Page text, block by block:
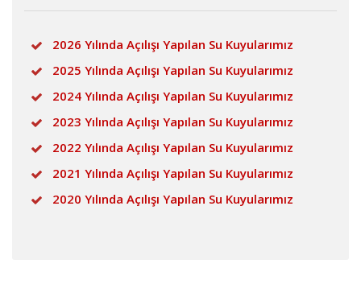
2026 Yılında Açılışı Yapılan Su Kuyularımız
2025 Yılında Açılışı Yapılan Su Kuyularımız
2024 Yılında Açılışı Yapılan Su Kuyularımız
2023 Yılında Açılışı Yapılan Su Kuyularımız
2022 Yılında Açılışı Yapılan Su Kuyularımız
2021 Yılında Açılışı Yapılan Su Kuyularımız
2020 Yılında Açılışı Yapılan Su Kuyularımız